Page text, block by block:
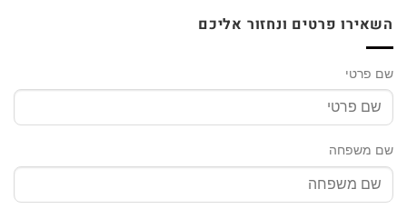
השאירו פרטים ונחזור אליכם
שם פרטי
שם משפחה